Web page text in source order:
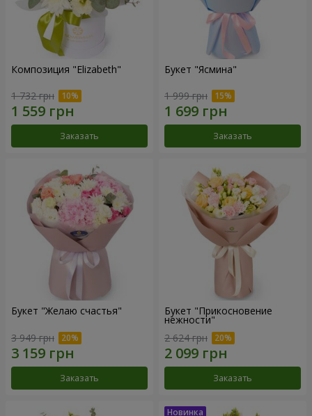
Композиция "Elizabeth"
1 732 грн
Заказать
Букет "Ясмина"
1 999 грн
Заказать
Букет "Желаю счастья"
3 949 грн
Заказать
Букет "Прикосновение
нежности"
2 624 грн
Заказать